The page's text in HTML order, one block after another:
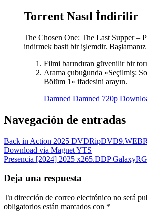
Torrent Nasıl İndirilir
The Chosen One: The Last Supper –
indirmek basit bir işlemdir.
Filmi barındıran güvenilir bir
Arama çubuğunda «Seçilmiş:
Bölüm 1» ifadesini arayın.
Damned Damned 720p
Navegación de entradas
Back in Action 2025
Download via Magnet YTS
Presencia [2024] 2025 x265.DDP
Deja una respuesta
Tu dirección de correo electrónico no será
obligatorios están marcados con *